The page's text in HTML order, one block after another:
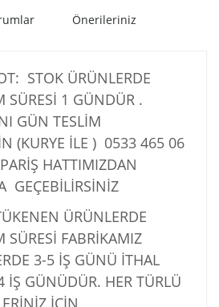
Önerileriniz
STOK ÜRÜNLERDE
SÜRESİ 1 GÜNDÜR .
GÜN TESLİM
(KURYE İLE ) 0533 465 06
HATTIMIZDAN
GEÇEBİLİRSİNİZ
ÜRÜNLERDE
SÜRESİ FABRİKAMIZ
3-5 İŞ GÜNÜ İTHAL
İŞ GÜNÜDÜR. HER TÜRLÜ
İÇİN